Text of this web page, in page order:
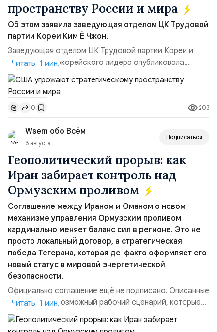
пространству России и мира
Об этом заявила заведующая отделом ЦК Трудовой
партии Кореи Ким Ё Чжон.
Заведующая отделом ЦК Трудовой партии Кореи и
сестра северокорейского лидера опубликовала
заявление для прессы в ответ на проведение Токио
совместных с флотом США запусков крылатых ракет
Томагавк.«Япония отбросила обманчивую видимость
„исключительно оборонительной страны“ и выносит
вопрос о собственном ядерном вооружении на
всеобщее обозрение, одновреме...
Читать 1 мин.
0 203
Wsem обо Всём
6 августа
Подписаться
Геополитический прорыв: как
Иран забирает контроль над
Ормузским проливом
Соглашение между Ираном и Оманом о новом
механизме управления Ормузским проливом
кардинально меняет баланс сил в регионе. Это не
просто локальный договор, а стратегическая
победа Тегерана, которая де-факто оформляет его
новый статус в мировой энергетической
безопасности.
Официально соглашение ещё не подписано. Описанные
пункты — это возможный рабочий сценарий, которые
скорее всего будут реализованы.Разбираем ключевые
тезисы и последствия этого соглашения:. 1. Новые
Читать 1 мин.